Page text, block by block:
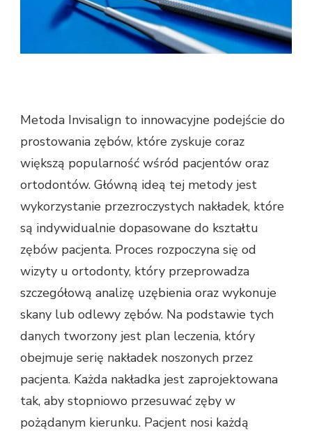
Metoda Invisalign to innowacyjne podejście do
prostowania zębów, które zyskuje coraz
większą popularność wśród pacjentów oraz
ortodontów. Główną ideą tej metody jest
wykorzystanie przezroczystych nakładek, które
są indywidualnie dopasowane do kształtu
zębów pacjenta. Proces rozpoczyna się od
wizyty u ortodonty, który przeprowadza
szczegółową analizę uzębienia oraz wykonuje
skany lub odlewy zębów. Na podstawie tych
danych tworzony jest plan leczenia, który
obejmuje serię nakładek noszonych przez
pacjenta. Każda nakładka jest zaprojektowana
tak, aby stopniowo przesuwać zęby w
pożądanym kierunku. Pacjent nosi każdą